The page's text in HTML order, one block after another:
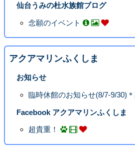
仙台うみの杜水族館ブログ
念願のイベント
アクアマリンふくしま
お知らせ
臨時休館のお知らせ(8/7-9/30)
Facebook アクアマリンふくしま
超貴重！